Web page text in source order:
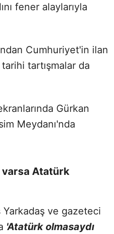
fener alaylarıyla
Cumhuriyet'in ilan
tartışmalar da
Gürkan
Meydanı'nda
Atatürk
Yarkadaş ve gazeteci
'Atatürk olmasaydı